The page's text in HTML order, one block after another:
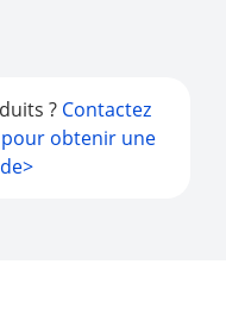
? Contactez
obtenir une